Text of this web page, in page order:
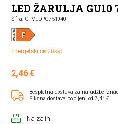
LED ŽARULJA GU10
Šifra: GTVLDPC751040
Energetski certifikat
2,46€
Besplatna dostava za narudžbe
Fiksna dostava po cijeni od 7,44 €
Na zalihi